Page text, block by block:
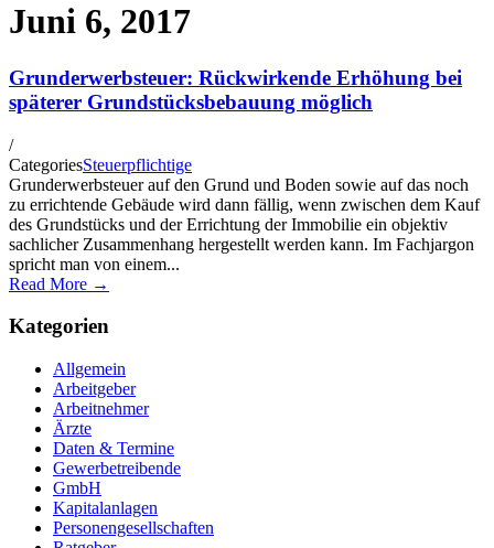
Juni 6, 2017
Grunderwerbsteuer: Rückwirkende Erhöhung bei
späterer Grundstücksbebauung möglich
/
CategoriesSteuerpflichtige
Grunderwerbsteuer auf den Grund und Boden sowie auf das noch
zu errichtende Gebäude wird dann fällig, wenn zwischen dem Kauf
des Grundstücks und der Errichtung der Immobilie ein objektiv
sachlicher Zusammenhang hergestellt werden kann. Im Fachjargon
spricht man von einem...
Read More →
Kategorien
Allgemein
Arbeitgeber
Arbeitnehmer
Ärzte
Daten & Termine
Gewerbetreibende
GmbH
Kapitalanlagen
Personengesellschaften